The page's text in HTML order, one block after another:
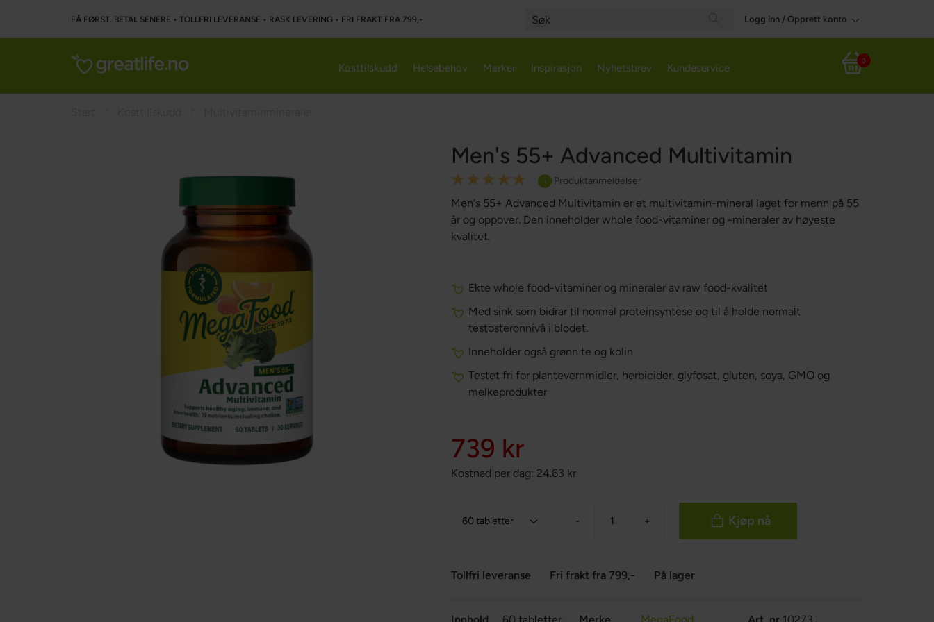
FÅ FØRST. BETAL SENERE • TOLLFRI LEVERANSE • RASK LEVERING • FRI FRAKT FRA 799,-
Search
Logg inn / Opprett konto
Handlekurv
0
Kosttilskudd Helsebehov Merker Inspirasjon Nyhetsbrev Kundeservice
Men's 55+ Advanced Multivitamin
Rating:
100
% of100
1 Produktanmeldelser
Men's 55+ Advanced Multivitamin er et multivitamin-mineral laget for menn på 55
år og oppover. Den inneholder whole food-vitaminer og -mineraler av høyeste
kvalitet.
Ekte whole food-vitaminer og mineraler av raw food-kvalitet
Med sink som bidrar til normal proteinsyntese og til å holde normalt
testosteronnivå i blodet.
Inneholder også grønn te og kolin
Testet fri for plantevernmidler, herbicider, glyfosat, gluten, soya, GMO og
melkeprodukter
739 kr
Kostnad per dag: 24.63 kr
- + Kjøp nå
Tollfri leveranse Fri frakt fra 799,- På lager